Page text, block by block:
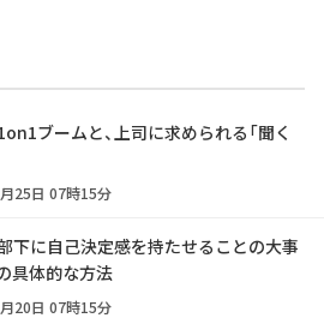
ブームと、上司に求められる「聞く
25日 07時15分
下に自己決定感を持たせることの大事
具体的な方法
20日 07時15分